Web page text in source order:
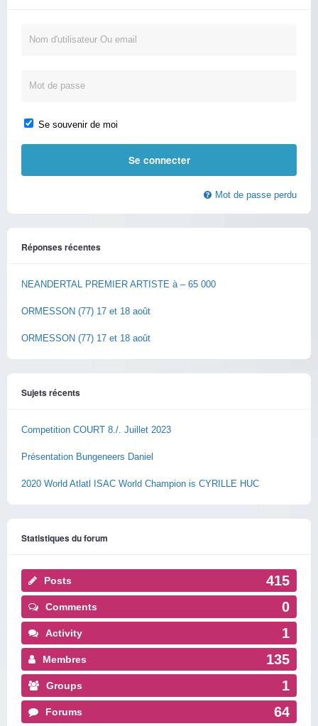
Se souvenir de moi
Mot de passe perdu
Réponses récentes
NEANDERTAL PREMIER ARTISTE à – 65 000
ORMESSON (77) 17 et 18 août
ORMESSON (77) 17 et 18 août
Sujets récents
Competition COURT 8./. Juillet 2023
Présentation Bungeneers Daniel
2020 World Atlatl ISAC World Champion is CYRILLE HUC
Statistiques du forum
Posts 415
Comments 0
Activity 1
Membres 135
Groups 1
Forums 64